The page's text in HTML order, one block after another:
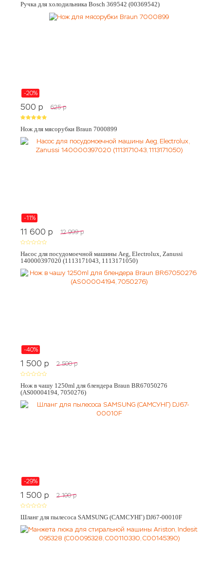
Ручка для холодильника Bosch 369542 (00369542)
-20%
500 p 625 p
Нож для мясорубки Braun 7000899
-11%
11 600 p 12 999 p
Насос для посудомоечной машины Aeg, Electrolux, Zanussi
140000397020 (1113171043, 1113171050)
-40%
1 500 p 2 500 p
Нож в чашу 1250ml для блендера Braun BR67050276
(AS00004194, 7050276)
-29%
1 500 p 2 100 p
Шланг для пылесоса SAMSUNG (САМСУНГ) DJ67-00010F